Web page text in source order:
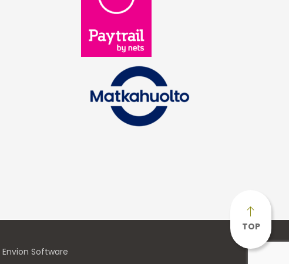
TOP
Envion Software